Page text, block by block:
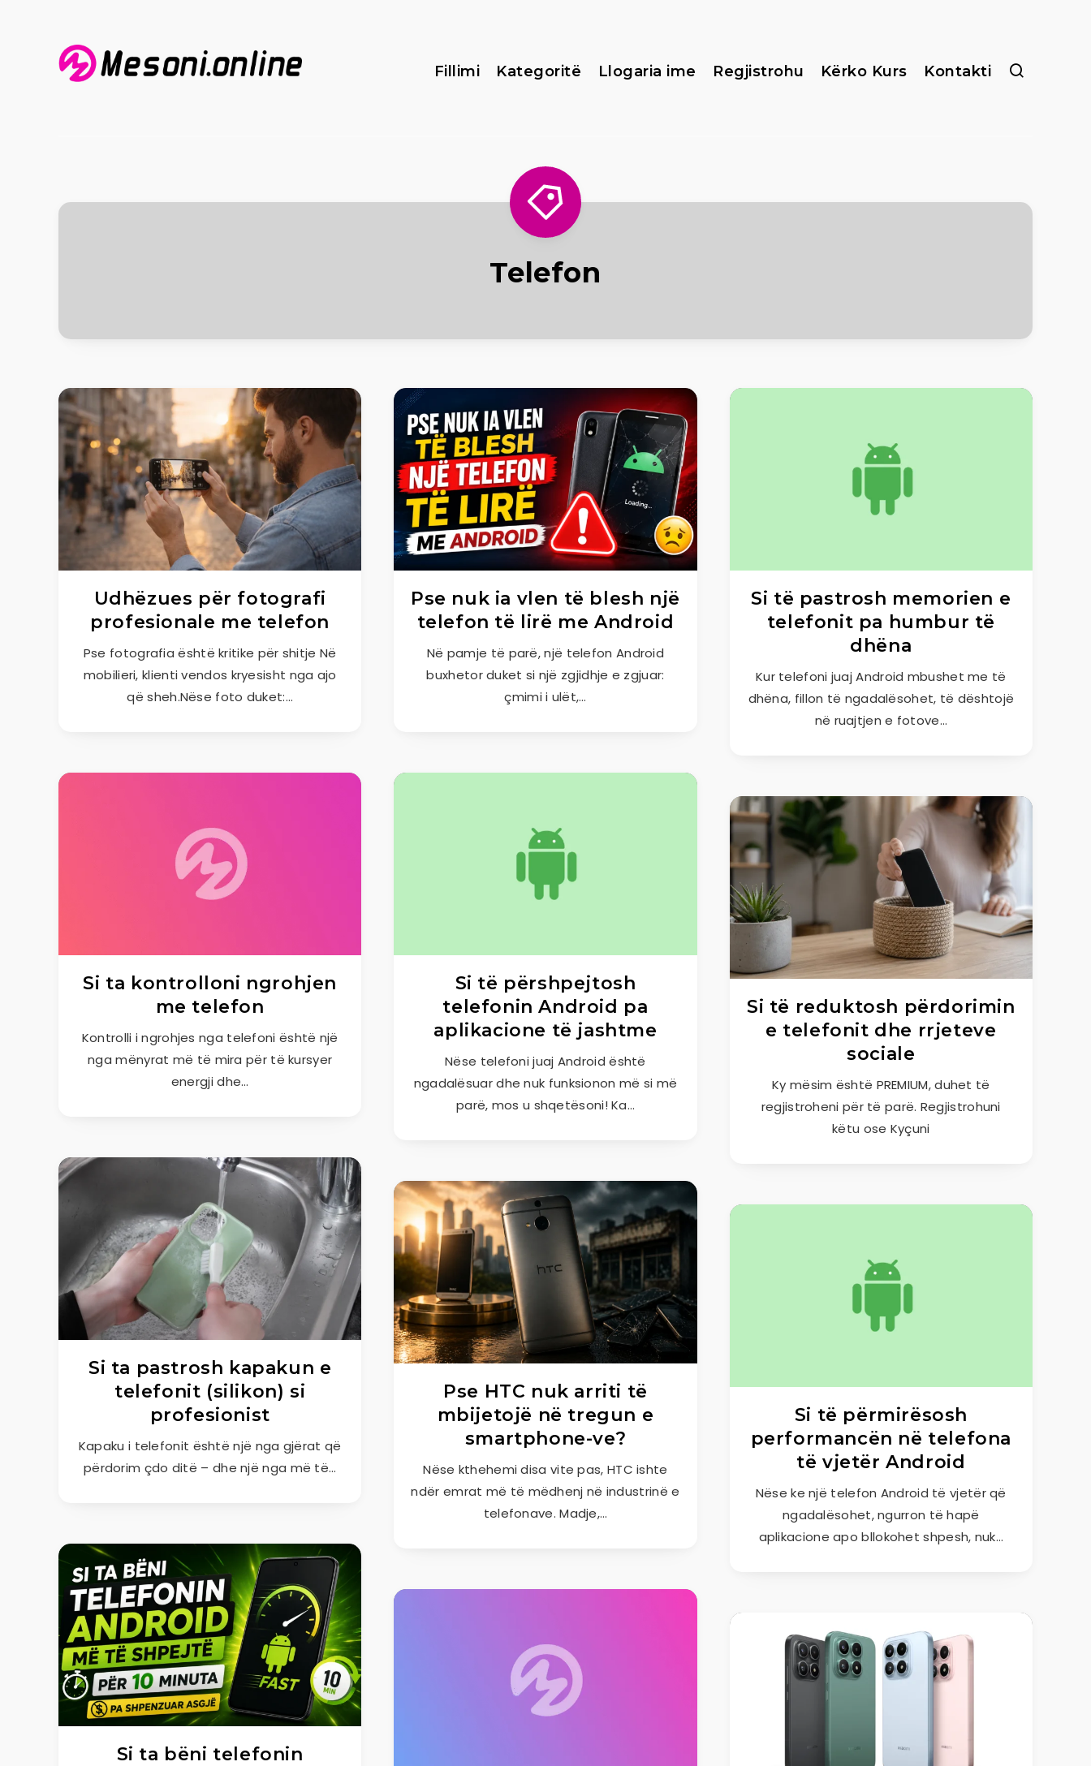
Fillimi Kategoritë Llogaria ime Regjistrohu Kërko Kurs Kontakti
Telefon
Udhëzues për fotografi
profesionale me telefon
Pse fotografia është kritike për shitje Në
mobilieri, klienti vendos kryesisht nga ajo
që sheh.Nëse foto duket:…
Pse nuk ia vlen të blesh një
telefon të lirë me Android
Në pamje të parë, një telefon Android
buxhetor duket si një zgjidhje e zgjuar:
çmimi i ulët,…
Si të pastrosh memorien e
telefonit pa humbur të
dhëna
Kur telefoni juaj Android mbushet me të
dhëna, fillon të ngadalësohet, të dështojë
në ruajtjen e fotove…
Si ta kontrolloni ngrohjen
me telefon
Kontrolli i ngrohjes nga telefoni është një
nga mënyrat më të mira për të kursyer
energji dhe…
Si të përshpejtosh
telefonin Android pa
aplikacione të jashtme
Nëse telefoni juaj Android është
ngadalësuar dhe nuk funksionon më si më
parë, mos u shqetësoni! Ka…
Si të reduktosh përdorimin
e telefonit dhe rrjeteve
sociale
Ky mësim është PREMIUM, duhet të
regjistroheni për të parë. Regjistrohuni
këtu ose Kyçuni
Si ta pastrosh kapakun e
telefonit (silikon) si
profesionist
Kapaku i telefonit është një nga gjërat që
përdorim çdo ditë – dhe një nga më të…
Pse HTC nuk arriti të
mbijetojë në tregun e
smartphone-ve?
Nëse kthehemi disa vite pas, HTC ishte
ndër emrat më të mëdhenj në industrinë e
telefonave. Madje,…
Si të përmirësosh
performancën në telefona
të vjetër Android
Nëse ke një telefon Android të vjetër që
ngadalësohet, ngurron të hapë
aplikacione apo bllokohet shpesh, nuk…
Si ta bëni telefonin